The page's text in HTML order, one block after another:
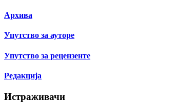
Архива
Упутство за ауторе
Упутство за рецензенте
Редакција
Истраживачи